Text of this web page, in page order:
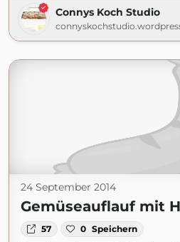
Connys Koch Studio
24 September 2014
Gemüseauflauf mit
57 0 Speichern